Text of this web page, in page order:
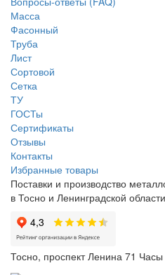
Масса
Фасонный
Труба
Лист
Сортовой
Сетка
ТУ
ГОСТы
Сертификаты
Отзывы
Контакты
Избранные товары
Поставки и производство
в Тосно и Ленинградской области
Тосно, проспект Ленина 71 Часы